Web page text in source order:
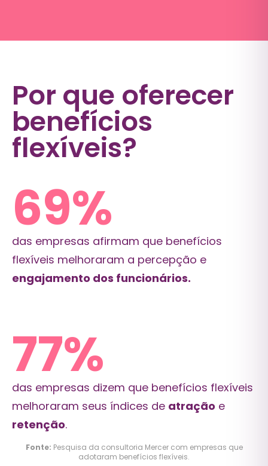
Por que oferecer
benefícios
flexíveis?
Fonte: Pesquisa da consultoria Mercer com empresas que
adotaram benefícios flexíveis.
71%
das empresas afirmam que benefícios
flexíveis melhoraram a percepção e
engajamento dos funcionários.
80%
das empresas dizem que benefícios flexíveis
melhoraram seus índices de atração e
retenção.